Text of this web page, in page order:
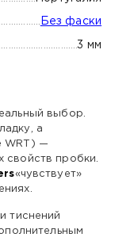
Без фаски
3 мм
выбор.
а
WRT) —
свойств пробки.
«чувствует»
тиснений